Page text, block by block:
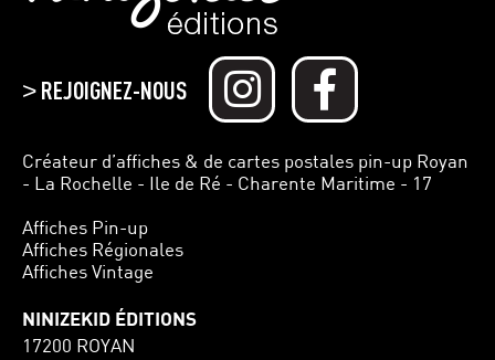
>REJOIGNEZ-NOUS
Créateur d’affiches & de cartes postales pin-up Royan
- La Rochelle - Ile de Ré - Charente Maritime - 17
Affiches Pin-up
Affiches Régionales
Affiches Vintage
NINIZEKID ÉDITIONS
17200 ROYAN